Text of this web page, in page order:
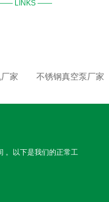
LINKS ——
家 不锈钢真空泵厂家
。以下是我们的正常工